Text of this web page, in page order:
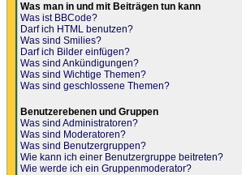
Was man in und mit Beiträgen tun kann
Was ist BBCode?
Darf ich HTML benutzen?
Was sind Smilies?
Darf ich Bilder einfügen?
Was sind Ankündigungen?
Was sind Wichtige Themen?
Was sind geschlossene Themen?
Benutzerebenen und Gruppen
Was sind Administratoren?
Was sind Moderatoren?
Was sind Benutzergruppen?
Wie kann ich einer Benutzergruppe beitreten?
Wie werde ich ein Gruppenmoderator?